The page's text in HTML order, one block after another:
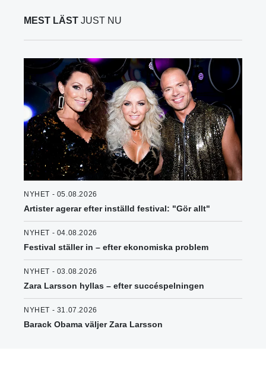
MEST LÄST JUST NU
NYHET - 05.08.2026
Artister agerar efter inställd festival: "Gör allt"
NYHET - 04.08.2026
Festival ställer in – efter ekonomiska problem
NYHET - 03.08.2026
Zara Larsson hyllas – efter succéspelningen
NYHET - 31.07.2026
Barack Obama väljer Zara Larsson